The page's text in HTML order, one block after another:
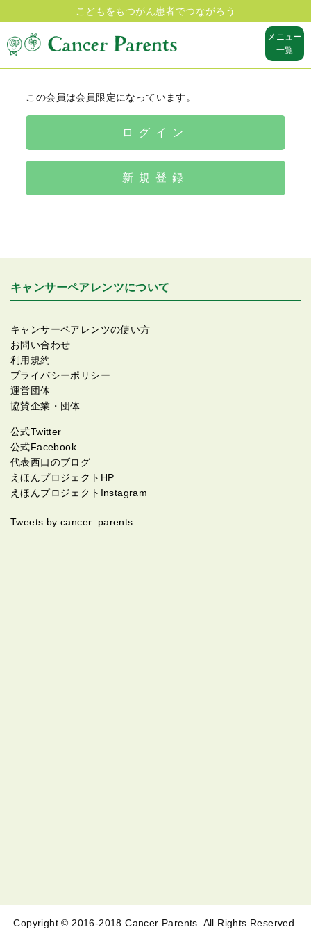
こどもをもつがん患者でつながろう
メニュー
一覧
この会員は会員限定になっています。
ログイン
新規登録
キャンサーペアレンツについて
キャンサーペアレンツの使い方
お問い合わせ
利用規約
プライバシーポリシー
運営団体
協賛企業・団体
公式Twitter
公式Facebook
代表西口のブログ
えほんプロジェクトHP
えほんプロジェクトInstagram
Tweets by cancer_parents
Copyright © 2016-2018 Cancer Parents. All Rights Reserved.